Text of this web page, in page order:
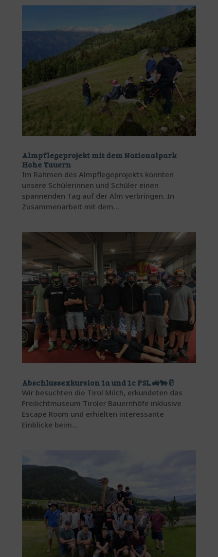
Almpflegeprojekt mit dem Nationalpark
Hohe Tauern
Im Rahmen des Almpflegeprojekts konnten
unsere Schülerinnen und Schüler einen
spannenden Tag auf der Alm verbringen. In
Zusammenarbeit mit dem...
Abschlussexkursion 1a und 1c FSL 🚜🐄🥛
Wir besuchten die Tirol Milch, erkundeten das
Freilichtmuseum Tiroler Bauernhöfe inklusive
Escape Room und erhielten interessante
Einblicke beim...